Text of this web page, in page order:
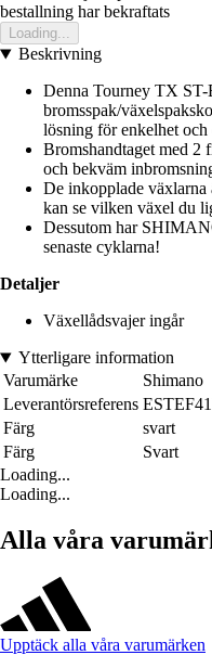
bestallning har bekraftats
Loading...
Beskrivning
Denna Tourney TX ST-
bromsspak/
lösning för enkelhet
Bromshandtaget med 2
och bekväm
De inkopplade växlarna
kan se vilken växel du
Dessutom har
senaste cyklarna!
Detaljer
Växellådsvajer ingår
Ytterligare information
Varumärke
Shimano
Leverantörsreferens
Färg
svart
Färg
Svart
Loading...
Loading...
Alla våra
Upptäck alla våra varumärken